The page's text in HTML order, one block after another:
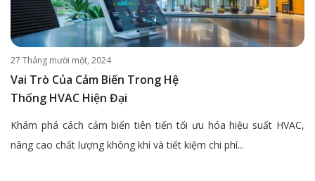
27 Tháng mười một, 2024
Vai Trò Của Cảm Biến Trong Hệ
Thống HVAC Hiện Đại
Khám phá cách cảm biến tiên tiến tối ưu hóa hiệu suất HVAC,
nâng cao chất lượng không khí và tiết kiệm chi phí...